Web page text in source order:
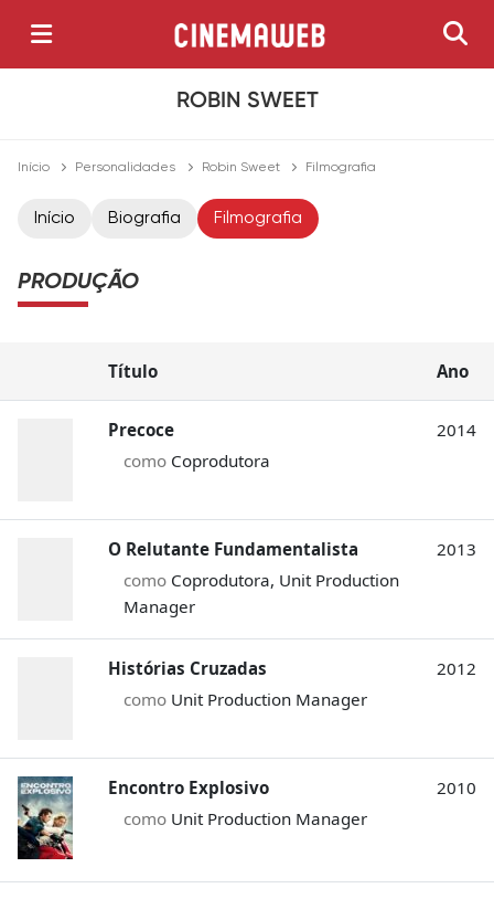
ROBIN SWEET
Início Personalidades Robin Sweet Filmografia
Início Biografia Filmografia
PRODUÇÃO
Título Ano
Precoce
como Coprodutora
2014
O Relutante Fundamentalista
como Coprodutora, Unit Production
Manager
2013
Histórias Cruzadas
como Unit Production Manager
2012
Encontro Explosivo
como Unit Production Manager
2010